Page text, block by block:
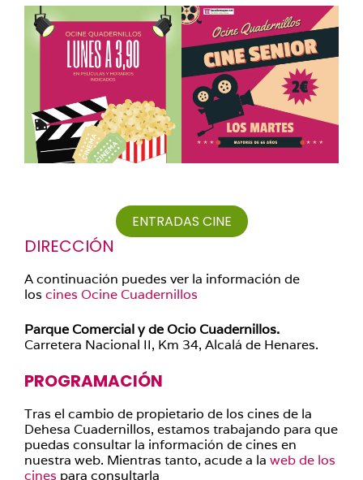
ENTRADAS CINE
DIRECCIÓN
A continuación puedes ver la información de
los cines Ocine Cuadernillos
Parque Comercial y de Ocio Cuadernillos.
Carretera Nacional II, Km 34, Alcalá de Henares.
PROGRAMACIÓN
Tras el cambio de propietario de los cines de la
Dehesa Cuadernillos, estamos trabajando para que
puedas consultar la información de cines en
nuestra web. Mientras tanto, acude a la web de los
cines para consultarla